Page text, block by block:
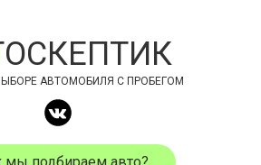
АВТОМОБИЛЯ С ПРОБЕГОМ